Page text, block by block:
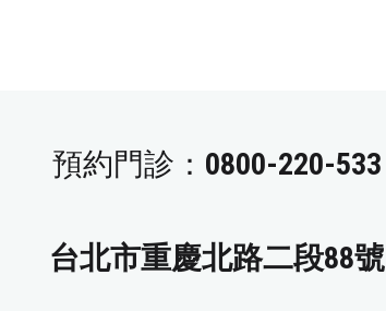
預約門診： 0800-220-533
台北市重慶北路二段88號